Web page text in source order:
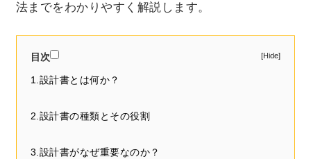
法までをわかりやすく解説します。
目次
1.設計書とは何か？
2.設計書の種類とその役割
3.設計書がなぜ重要なのか？